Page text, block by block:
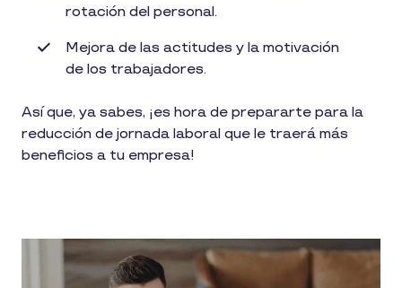
rotación del personal.
Mejora de las actitudes y la motivación
de los trabajadores.
Así que, ya sabes, ¡es hora de prepararte para la
reducción de jornada laboral que le traerá más
beneficios a tu empresa!